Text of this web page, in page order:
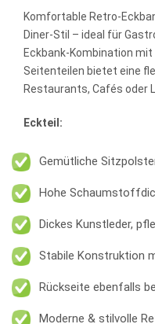
Komfortable Retro-
Diner-Stil – ideal für
Eckbank-Kombination
Seitenteilen bietet eine
Restaurants, Cafés oder
Eckteil:
Gemütliche
Hohe
Dickes Kunstleder,
Stabile Konstruktion
Rückseite ebenfalls
Moderne & stilvolle